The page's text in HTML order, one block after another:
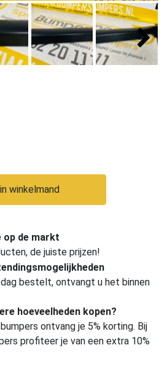
winkelmand
op de markt
de juiste prijzen!
bestelt, ontvangt u het binnen
hoeveelheden kopen?
ontvang je 5% korting. Bij
profiteer je van een extra 10%